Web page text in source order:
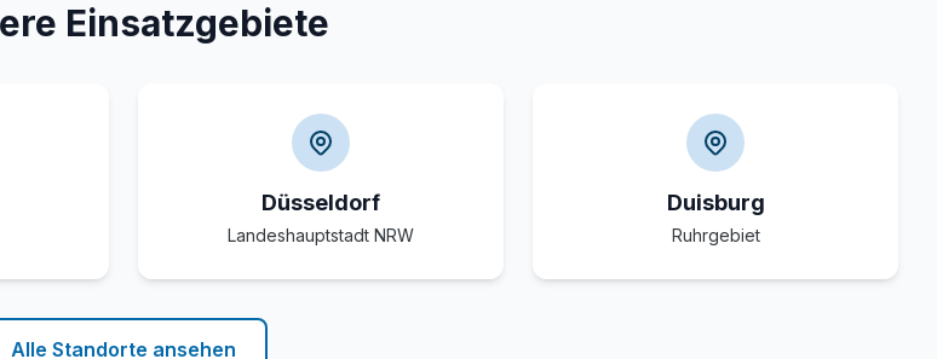
Einsatzgebiete
Düsseldorf
Landeshauptstadt NRW
Duisburg
Ruhrgebiet
Alle Standorte ansehen